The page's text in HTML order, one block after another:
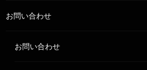
お問い合わせ
お問い合わせ